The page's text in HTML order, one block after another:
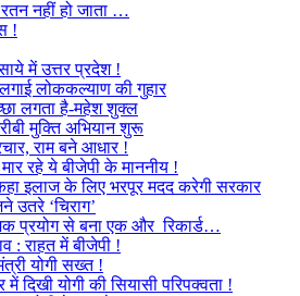
नहीं हो जाता …
!
में उत्तर प्रदेश !
लोककल्याण की गुहार
लगता है-महेश शुक्ल
मुक्ति अभियान शुरू
राम बने आधार !
रहे ये बीजेपी के माननीय !
इलाज के लिए भरपूर मदद करेगी सरकार
उतरे ‘चिराग’
प्रयोग से बना एक और रिकार्ड…
: राहत में बीजेपी !
योगी सख्त !
में दिखी योगी की सियासी परिपक्वता !